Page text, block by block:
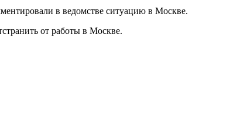
в ведомстве ситуацию в Москве.
от работы в Москве.